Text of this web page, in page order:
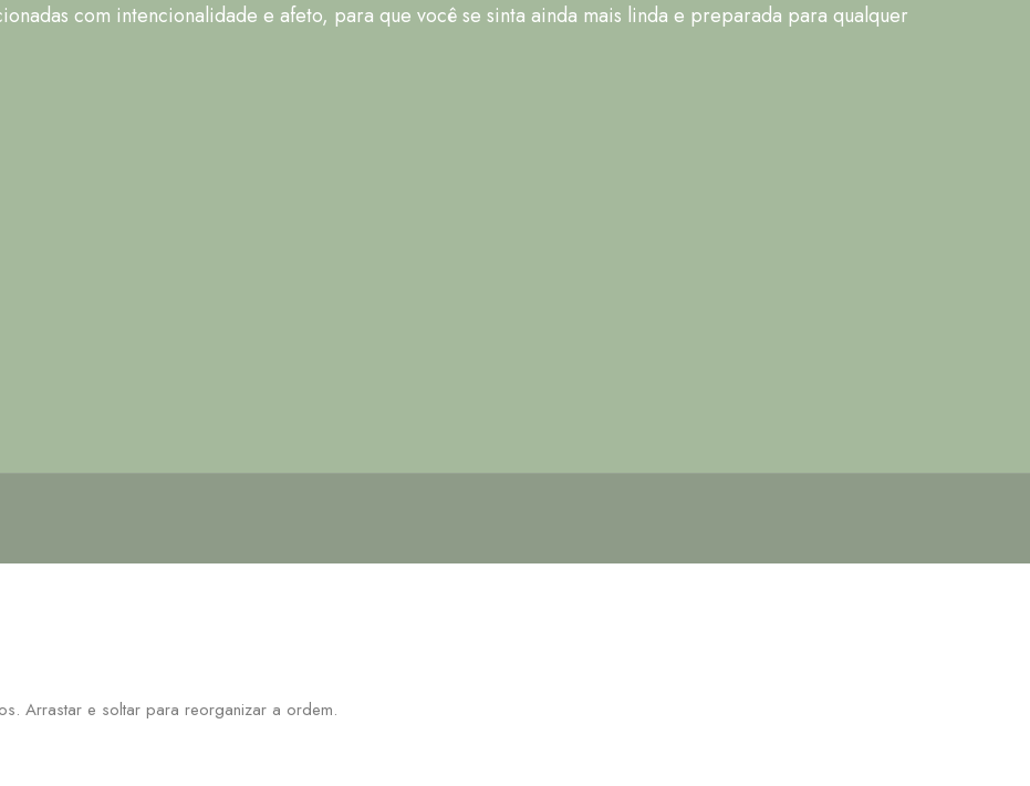
com intencionalidade e afeto, para que você se sinta ainda mais linda e preparada para qualquer
Arrastar e soltar para reorganizar a ordem.